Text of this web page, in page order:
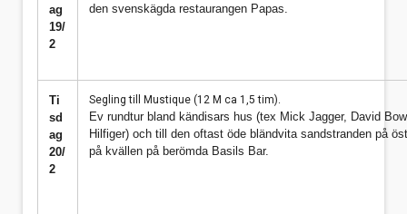
ag
19/
2
den svenskägda restaurangen Papas.
Ti
sd
ag
20/
2
Segling till Mustique (12 M ca 1,5 tim).
Ev rundtur bland kändisars hus (tex Mick Jagger, David
Hilfiger) och till den oftast öde bländvita sandstranden på
på kvällen på berömda Basils Bar.